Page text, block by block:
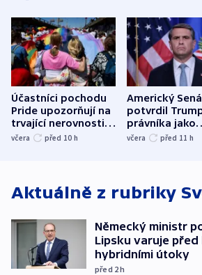
Účastníci pochodu
Pride upozorňují na
trvající nerovnosti i
společenskou
včera před 10 h
Americký
potvrdil
právníka jako
ministra
včera před 11 h
Aktuálně z rubriky
Německý ministr
Lipsku varuje
hybridními útoky
před 2h